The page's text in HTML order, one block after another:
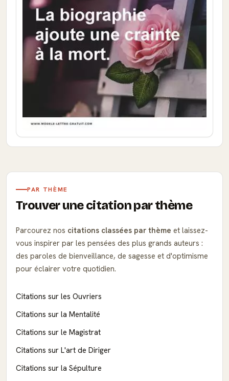
PAR THÈME
Trouver une citation par thème
Parcourez nos citations classées par thème et laissez-
vous inspirer par les pensées des plus grands auteurs :
des paroles de bienveillance, de sagesse et d'optimisme
pour éclairer votre quotidien.
Citations sur les Ouvriers
Citations sur la Mentalité
Citations sur le Magistrat
Citations sur L'art de Diriger
Citations sur la Sépulture